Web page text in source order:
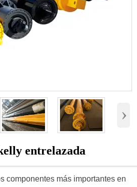
›
entrelazada
componentes más importantes en